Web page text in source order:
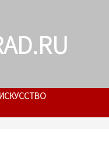
ИСКУССТВО